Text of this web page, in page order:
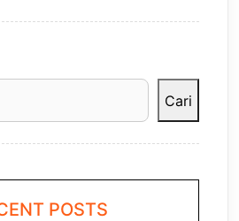
Cari
POSTS